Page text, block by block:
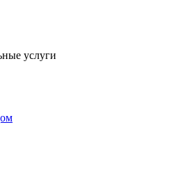
услуги